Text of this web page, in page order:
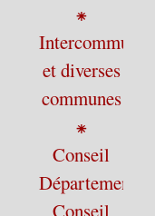
⁕
et diverses
communes
⁕
Conseil
Départemental,
Conseil